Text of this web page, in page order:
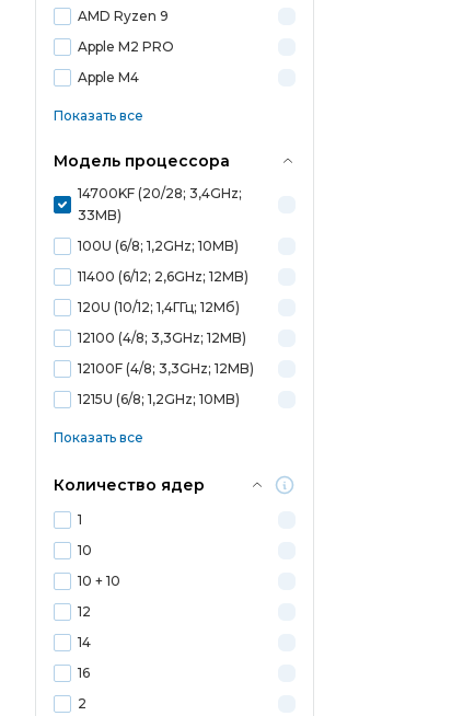
AMD Ryzen 9
Apple M2 PRO
Apple M4
Показать все
Модель процессора
14700KF (20/28; 3,4GHz;
33MB)
100U (6/8; 1,2GHz; 10MB)
11400 (6/12; 2,6GHz; 12MB)
120U (10/12; 1,4ГГц; 12Мб)
12100 (4/8; 3,3GHz; 12MB)
12100F (4/8; 3,3GHz; 12MB)
1215U (6/8; 1,2GHz; 10MB)
Показать все
Количество ядер
1
10
10 + 10
12
14
16
2